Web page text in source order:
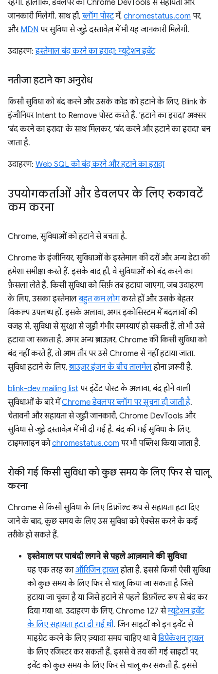
रहेगी. हालांकि, डेवलपर को Chrome DevTools से सहायता और
जानकारी मिलेगी. साथ ही, ब्लॉग पोस्टमें, chromestatus.com पर,
और MDN पर सुविधा से जुड़े दस्तावेज़ में भी यह जानकारी मिलेगी.
उदाहरण:इस्तेमाल बंद करने का इरादा: म्यूटेशन इवेंट
नतीजा हटाने का अनुरोध
किसी सुविधा को बंद करने और उसके कोड को हटाने के लिए, Blink के
इंजीनियर Intent to Remove पोस्ट करते हैं. 'हटाने का इरादा' अक्सर
'बंद करने का इरादा' के साथ मिलकर, 'बंद करने और हटाने का इरादा' बन
जाता है.
उदाहरण: Web SQL को बंद करने और हटाने का इरादा
उपयोगकर्ताओं और डेवलपर के लिए रुकावटें
कम करना
Chrome, सुविधाओं को हटाने से बचता है.
Chrome के इंजीनियर, सुविधाओं के इस्तेमाल की दरों और अन्य डेटा की
हमेशा समीक्षा करते हैं. इसके बाद ही, वे सुविधाओं को बंद करने का
फ़ैसला लेते हैं. किसी सुविधा को सिर्फ़ तब हटाया जाएगा, जब उदाहरण
के लिए, उसका इस्तेमालबहुत कम लोगकरते हों और उसके बेहतर
विकल्प उपलब्ध हों. इसके अलावा, अगर इकोसिस्टम में बदलावों की
वजह से, सुविधा से सुरक्षा से जुड़ी गंभीर समस्याएं हो सकती हैं, तो भी उसे
हटाया जा सकता है. अगर अन्य ब्राउज़र, Chrome की किसी सुविधा को
बंद नहीं करते हैं, तो आम तौर पर उसे Chrome से नहीं हटाया जाता.
सुविधा हटाने के लिए, ब्राउज़र इंजन के बीच तालमेलहोना ज़रूरी है.
blink-dev mailing list पर इंटेंट पोस्ट के अलावा, बंद होने वाली
सुविधाओं के बारे मेंChrome डेवलपर ब्लॉग पर सूचना दी जाती है.
चेतावनी और सहायता से जुड़ी जानकारी, Chrome DevTools और
सुविधा से जुड़े दस्तावेज़ में भी दी गई है. बंद की गई सुविधा के लिए,
टाइमलाइन कोchromestatus.com पर भी पब्लिश किया जाता है.
रोकी गई किसी सुविधा को कुछ समय के लिए फिर से चालू
करना
Chrome से किसी सुविधा के लिए डिफ़ॉल्ट रूप से सहायता हटा दिए
जाने के बाद, कुछ समय के लिए उस सुविधा को ऐक्सेस करने के कई
तरीके हो सकते हैं.
इस्तेमाल पर पाबंदी लगने से पहले आज़माने की सुविधा
यह एक तरह काऑरिजिन ट्रायलहोता है. इससे किसी ऐसी सुविधा
को कुछ समय के लिए फिर से चालू किया जा सकता है जिसे
हटाया जा चुका है या जिसे हटाने से पहले डिफ़ॉल्ट रूप से बंद कर
दिया गया था. उदाहरण के लिए, Chrome 127 सेम्यूटेशन इवेंट
के लिए सहायता हटा दी गई थी. जिन साइटों को इन इवेंट से
माइग्रेट करने के लिए ज़्यादा समय चाहिए था वेडिप्रेकेशन ट्रायल
के लिए रजिस्टर कर सकती हैं. इससे वे तय की गई साइटों पर,
इवेंट को कुछ समय के लिए फिर से चालू कर सकती हैं. इससे